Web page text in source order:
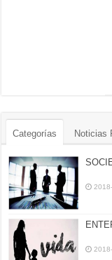
Categorías Noticias